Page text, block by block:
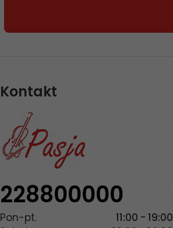
Kontakt
228800000
Pon-pt.
11:00 - 19:00